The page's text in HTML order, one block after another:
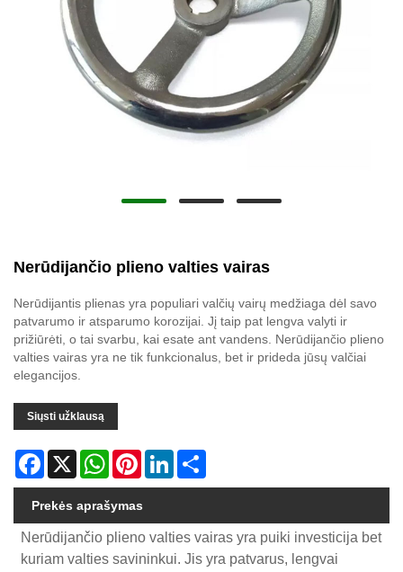
Nerūdijančio plieno valties vairas
Nerūdijantis plienas yra populiari valčių vairų medžiaga dėl savo
patvarumo ir atsparumo korozijai. Jį taip pat lengva valyti ir
prižiūrėti, o tai svarbu, kai esate ant vandens. Nerūdijančio plieno
valties vairas yra ne tik funkcionalus, bet ir prideda jūsų valčiai
elegancijos.
Siųsti užklausą
Facebook
X WhatsAppPinterestLinkedIn
Prekės aprašymas
Nerūdijančio plieno valties vairas yra puiki investicija bet
kuriam valties savininkui. Jis yra patvarus, lengvai